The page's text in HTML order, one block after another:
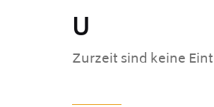
U
Zurzeit sind keine